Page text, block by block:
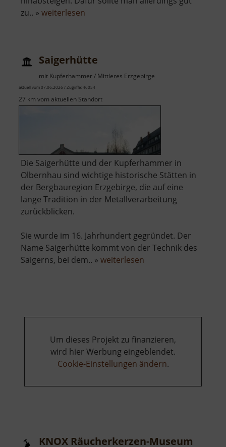
zu.. » weiterlesen
Saigerhütte
mit Kupferhammer / Mittleres Erzgebirge
aktuell vom 07.06.2026 / Zugriffe: 46054
27 km vom aktuellen Standort
Die Saigerhütte und der Kupferhammer in
Olbernhau sind wichtige historische Stätten in
der Bergbauregion Erzgebirge, die auf eine
lange Tradition in der Metallverarbeitung
zurückblicken.
Sie wurde im 16. Jahrhundert gegründet. Der
Name Saigerhütte kommt von der Technik des
Saigerns, bei dem.. » weiterlesen
Um dieses Projekt zu finanzieren,
wird hier Werbung eingeblendet.
Cookie-Einstellungen ändern.
KNOX Räucherkerzen-Museum